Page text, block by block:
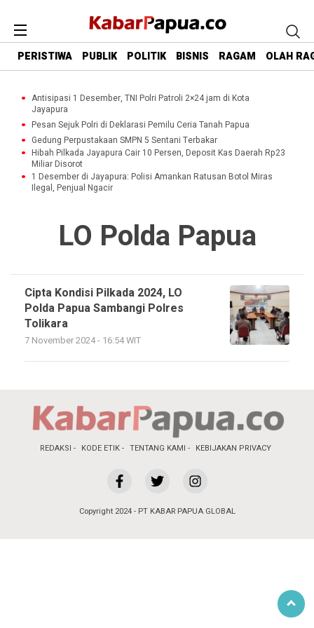
PERISTIWA PUBLIK POLITIK BISNIS RAGAM OLAH
Antisipasi 1 Desember, TNI Polri Patroli 2×24 jam di Kota
Jayapura
Pesan Sejuk Polri di Deklarasi Pemilu Ceria Tanah Papua
Gedung Perpustakaan SMPN 5 Sentani Terbakar
Hibah Pilkada Jayapura Cair 10 Persen, Deposit Kas Daerah Rp23
Miliar Disorot
1 Desember di Jayapura: Polisi Amankan Ratusan Botol Miras
Ilegal, Penjual Ngacir
LO Polda Papua
Cipta Kondisi Pilkada 2024, LO
Polda Papua Sambangi Polres
Tolikara
7 November 2024 - 16:54 WIT
REDAKSI KODE ETIK TENTANG KAMI KEBIJAKAN PRIVACY
Copyright 2024 - PT KABAR PAPUA GLOBAL